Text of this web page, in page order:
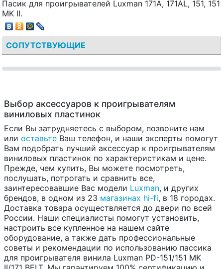
Пасик для проигрывателей Luxman 171A, 171AL, 151, 151
MK II.
СОПУТСТВУЮЩИЕ
Выбор аксессуаров к проигрывателям
виниловых пластинок
Если Вы затрудняетесь с выбором, позвоните нам
или оставьте Ваш телефон, и наши эксперты помогут
Вам подобрать лучший аксессуар к проигрывателям
виниловых пластинок по характеристикам и цене.
Прежде, чем купить, Вы можете посмотреть,
послушать, потрогать и сравнить все,
заинтересовавшие Вас модели Luxman, и других
брендов, в одном из 23 магазинах hi-fi, в 18 городах.
Доставка товара осуществляется до двери по всей
России. Наши специалисты помогут установить,
настроить все купленное на нашем сайте
оборудование, а также дать профессиональные
советы и рекомендации по использованию пассика
для проигрывателя винила Luxman PD-151/151 MK